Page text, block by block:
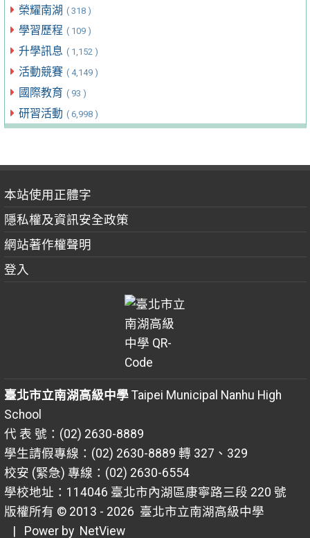
榮耀南湖 ( 318 )
學習歷程 ( 109 )
升學訊息 ( 1,152 )
活動競賽 ( 4,149 )
國際教育 ( 93 )
研習活動 ( 6,998 )
本站使用正體字
隱私權及資訊安全政策
網站著作權聲明
登入
臺北市立南湖高級中學Taipei Municipal Nanhu High
School
代 表 號：(02) 2630-8889
學生請假專線：(02) 2630-8889 轉 327、329
校安 (緊急) 專線：(02) 2630-6554
學校地址：114046 臺北市內湖區康寧路三段 220 號
版權所有 © 2013 - 2026 臺北市立南湖高級中學
| Power by NetView